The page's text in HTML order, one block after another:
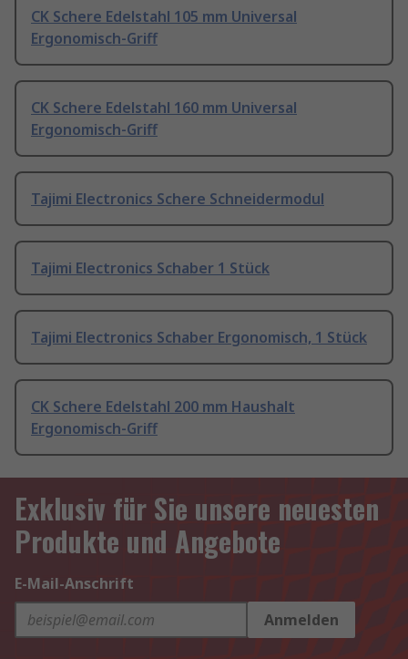
CK Schere Edelstahl 105 mm Universal
Ergonomisch-Griff
CK Schere Edelstahl 160 mm Universal
Ergonomisch-Griff
Tajimi Electronics Schere Schneidermodul
Tajimi Electronics Schaber 1 Stück
Tajimi Electronics Schaber Ergonomisch, 1 Stück
CK Schere Edelstahl 200 mm Haushalt
Ergonomisch-Griff
Exklusiv für Sie unsere neuesten
Produkte und Angebote
E-Mail-Anschrift
Anmelden